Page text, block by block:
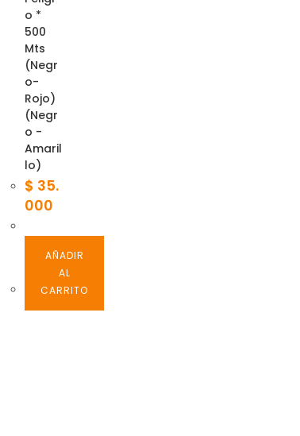
o *
500
Mts
(Negr
o-
Rojo)
(Negr
o -
Amaril
lo)
$ 35.
000
AÑADIR
AL
CARRITO